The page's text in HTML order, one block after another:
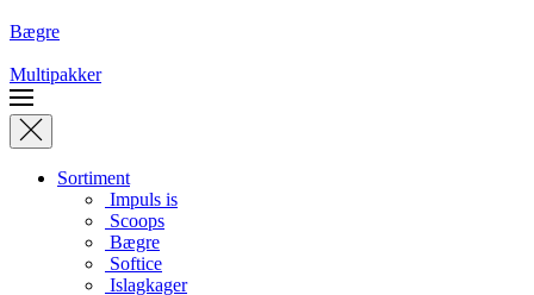
Bægre
Multipakker
Sortiment
Impuls is
Scoops
Bægre
Softice
Islagkager